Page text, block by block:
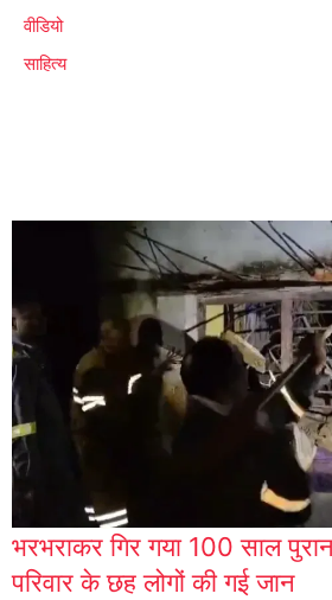
वीडियो
साहित्य
भरभराकर गिर गया 100 साल
परिवार के छह लोगों की गई जान